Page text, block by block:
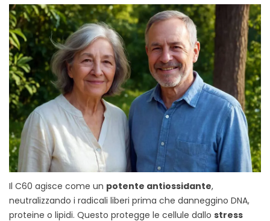
Il C60 agisce come un potente antiossidante,
neutralizzando i radicali liberi prima che danneggino DNA,
proteine o lipidi. Questo protegge le cellule dallo stress